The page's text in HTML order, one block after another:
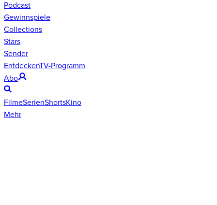
Podcast
Gewinnspiele
Collections
Stars
Sender
EntdeckenTV-Programm
Abo
FilmeSerienShortsKino
Mehr